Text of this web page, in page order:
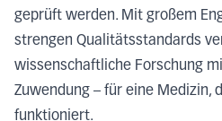
geprüft werden. Mit großem
strengen Qualitätsstandards
wissenschaftliche Forschung
Zuwendung – für eine Medizin,
funktioniert.